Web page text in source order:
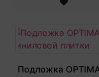
Подложка